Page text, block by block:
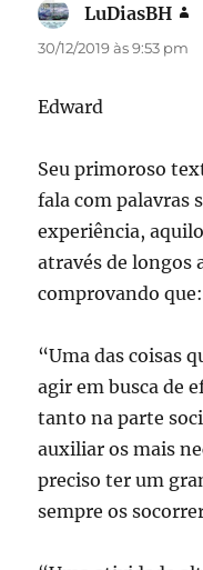
LuDiasBH
30/12/2019 às 9:53 pm
Edward
Seu primoroso
fala com palavras
experiência,
através de longos
comprovando que:
“Uma das coisas
agir em busca de
tanto na parte
auxiliar os mais
preciso ter um
sempre os